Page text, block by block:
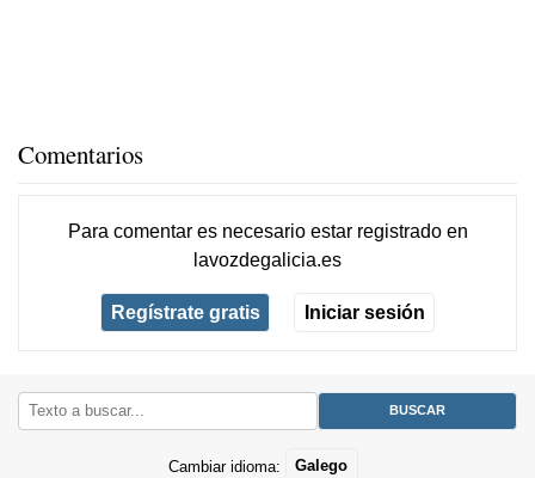
Comentarios
Para comentar es necesario estar registradoen
lavozdegalicia.es
Regístrate gratis Iniciar sesión
Cambiar idioma: Galego